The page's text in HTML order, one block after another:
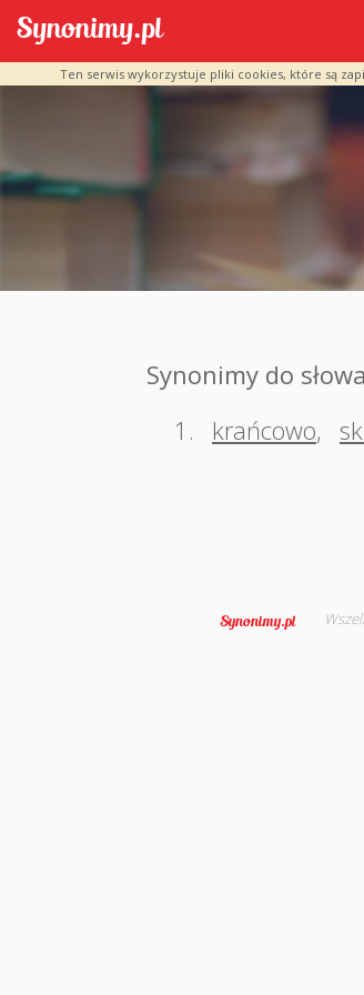
Ten serwis wykorzystuje pliki cookies, które są
Synonimy do
1.
krańcowo,